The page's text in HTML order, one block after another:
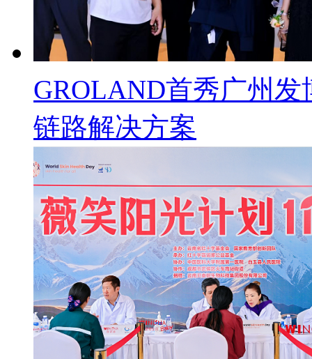
GROLAND首秀广州
链路解决方案